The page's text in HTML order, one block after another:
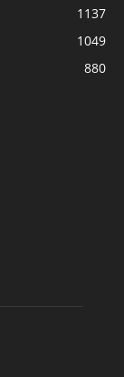
1137
1049
880